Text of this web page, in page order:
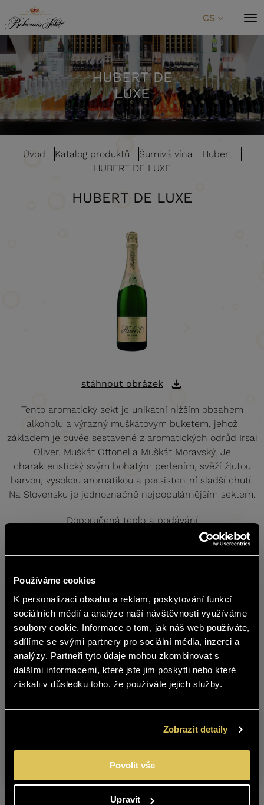
Používáme cookies
K personalizaci obsahu a reklam, poskytování funkcí
sociálních médií a analýze naší návštěvnosti využíváme
soubory cookie. Informace o tom, jak náš web používáte,
sdílíme se svými partnery pro sociální média, inzerci a
analýzy. Partneři tyto údaje mohou zkombinovat s
dalšími informacemi, které jste jim poskytli nebo které
získali v důsledku toho, že používáte jejich služby.
Zobrazit detaily
Povolit vše
Upravit
Přeskočit na obsah
CS
HUBERT DE
LUXE
Úvod Katalog produktů Šumivá vína
Hubert
HUBERT DE LUXE
HUBERT DE LUXE
stáhnout obrázek
Tento aromatický sekt je unikátní nižším obsahem
alkoholu a výrazný muškátovým buketem, jehož
základem je cuvée sestavené z aromatických odrůd Irsai
Oliver, Muškát Ottonel a Muškát Moravský. Je
charakteristický svým bohatým perlením, svěží žlutou
barvou, vysokou aromatikou a persistentní sladší chutí.
Na Slovensku je jednoznačně nejpopulárnějším sektem.
Doporučená teplota podávání
Nutriční hodnoty
67-79
Alkohol (% obj.)
Kyseliny (g/l)
5-8
Sklad
Obsah stránek BOHEMIA SEKT není
vhodný pro osoby mladší 18 let.
Jste starší 18 let?